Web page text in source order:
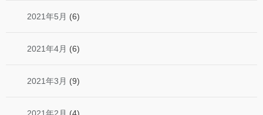
2021年5月 (6)
2021年4月 (6)
2021年3月 (9)